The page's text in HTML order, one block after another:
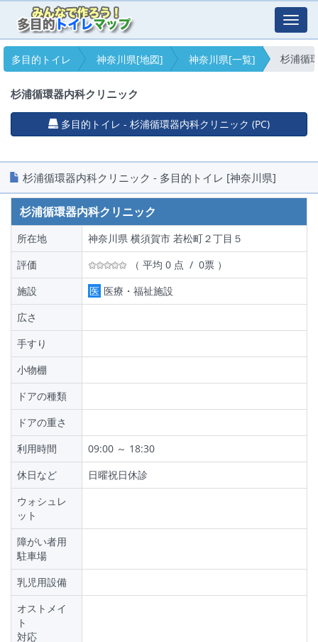
多目的トイレ
神奈川県[地図] 神奈川県[一覧] 杉浦循
杉浦循環器内科クリニック
多目的トイレ - 杉浦循環器内科クリニック (PC)
杉浦循環器内科クリニック - 多目的トイレ [神奈川県]
杉浦循環器内科クリニック
所在地
神奈川県 横須賀市 若松町２丁目５
評価
（ 平均 0 点 / 0票 ）
施設
医 医療・福祉施設
広さ
手すり
小物棚
ドアの種類
ドアの重さ
利用時間
09:00 ～ 18:30
休日など
日曜祝日休診
ウォシュレ
ット
障がい者用
駐車場
乳児用設備
オストメイ
ト
対応